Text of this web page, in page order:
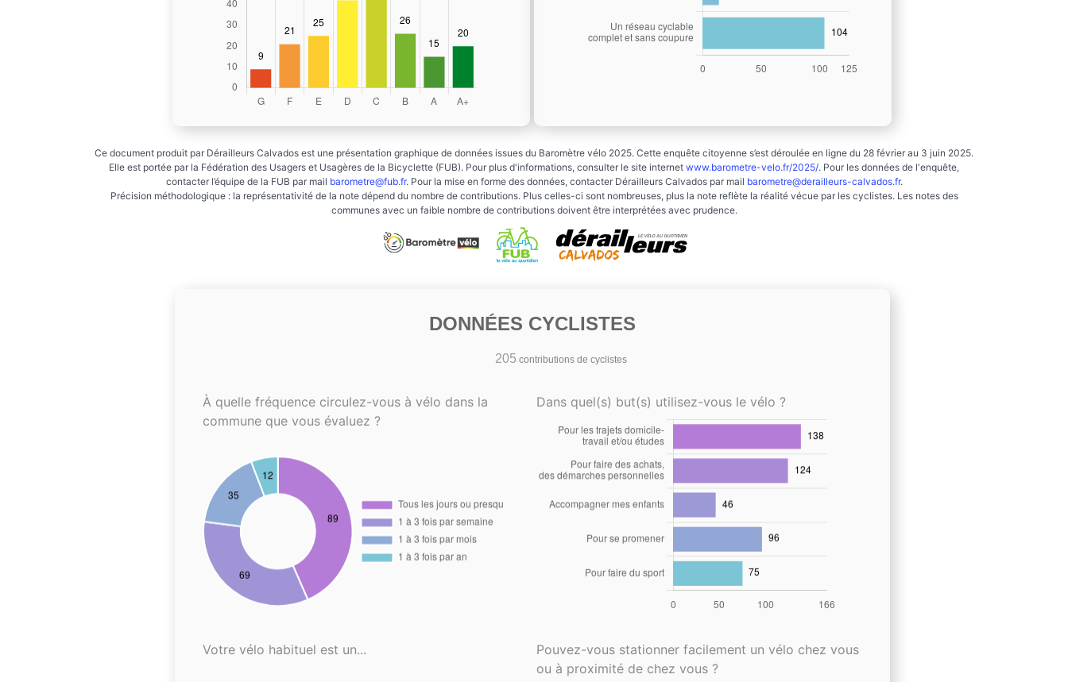
Ce document produit par Dérailleurs Calvados est une présentation graphique de données issues du Baromètre vélo 2025. Cette enquête citoyenne s’est déroulée en ligne du 28 février au 3 juin 2025.
Elle est portée par la Fédération des Usagers et Usagères de la Bicyclette (FUB). Pour plus d'informations, consulter le site internet www.barometre-velo.fr/2025/. Pour les données de l'enquête,
contacter l’équipe de la FUB par mail barometre@fub.fr. Pour la mise en forme des données, contacter Dérailleurs Calvados par mail barometre@derailleurs-calvados.fr.
Précision méthodologique : la représentativité de la note dépend du nombre de contributions. Plus celles-ci sont nombreuses, plus la note reflète la réalité vécue par les cyclistes. Les notes des
communes avec un faible nombre de contributions doivent être interprétées avec prudence.
DONNÉES CYCLISTES
205 contributions de cyclistes
À quelle fréquence circulez-vous à vélo dans la
commune que vous évaluez ?
Dans quel(s) but(s) utilisez-vous le vélo ?
Votre vélo habituel est un...
Pouvez-vous stationner facilement un vélo chez vous
ou à proximité de chez vous ?